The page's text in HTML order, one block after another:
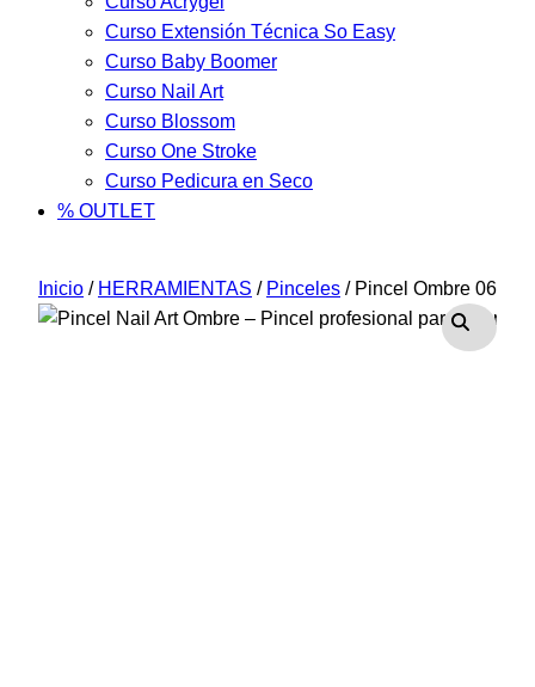
Curso Extensión Técnica So Easy
Curso Baby Boomer
Curso Nail Art
Curso Blossom
Curso One Stroke
Curso Pedicura en Seco
% OUTLET
Inicio / HERRAMIENTAS / Pinceles / Pincel Ombre 06